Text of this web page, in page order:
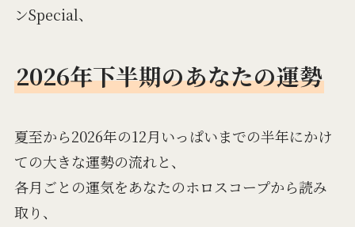
ンSpecial、
2026年下半期のあなたの運勢
夏至から2026年の12月いっぱいまでの半年にかけ
ての大きな運勢の流れと、
各月ごとの運気をあなたのホロスコープから読み
取り、